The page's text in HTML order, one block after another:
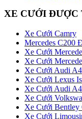
XE CƯỚI ĐƯỢC
Xe Cưới Camry
Mercedes C200
Xe Cưới
Xe Cưới
Xe Cưới Audi A4
Xe Cưới Lexus
Xe Cưới Audi
Xe Cưới
Xe Cưới Bentley
Xe Cưới